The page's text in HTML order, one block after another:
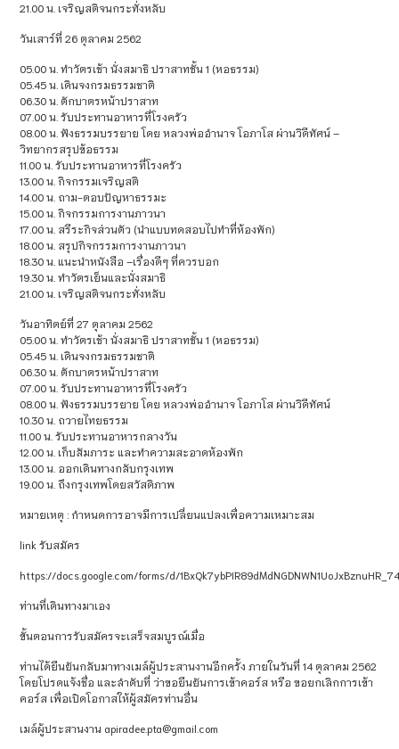
21.00 น. เจริญสติจนกระทั่งหลับ
วันเสาร์ที่ 26 ตุลาคม 2562
05.00 น. ทำวัตรเช้า นั่งสมาธิ ปราสาทชั้น 1 (หอธรรม)
05.45 น. เดินจงกรมธรรมชาติ
06.30 น. ตักบาตรหน้าปราสาท
07.00 น. รับประทานอาหารที่โรงครัว
08.00 น. ฟังธรรมบรรยาย โดย หลวงพ่ออำนาจ โอภาโส ผ่านวิดีทัศน์ –
วิทยากรสรุปข้อธรรม
11.00 น. รับประทานอาหารที่โรงครัว
13.00 น. กิจกรรมเจริญสติ
14.00 น. ถาม-ตอบปัญหาธรรมะ
15.00 น. กิจกรรมการงานภาวนา
17.00 น. สรีระกิจส่วนตัว (นำแบบทดสอบไปทำที่ห้องพัก)
18.00 น. สรุปกิจกรรมการงานภาวนา
18.30 น. แนะนำหนังสือ –เรื่องดีๆ ที่ควรบอก
19.30 น. ทำวัตรเย็นและนั่งสมาธิ
21.00 น. เจริญสติจนกระทั่งหลับ
วันอาทิตย์ที่ 27 ตุลาคม 2562
05.00 น. ทำวัตรเช้า นั่งสมาธิ ปราสาทชั้น 1 (หอธรรม)
05.45 น. เดินจงกรมธรรมชาติ
06.30 น. ตักบาตรหน้าปราสาท
07.00 น. รับประทานอาหารที่โรงครัว
08.00 น. ฟังธรรมบรรยาย โดย หลวงพ่ออำนาจ โอภาโส ผ่านวิดีทัศน์
10.30 น. ถวายไทยธรรม
11.00 น. รับประทานอาหารกลางวัน
12.00 น. เก็บสัมภาระ และทำความสะอาดห้องพัก
13.00 น. ออกเดินทางกลับกรุงเทพ
19.00 น. ถึงกรุงเทพโดยสวัสดิภาพ
หมายเหตุ : กำหนดการอาจมีการเปลี่ยนแปลงเพื่อความเหมาะสม
link รับสมัคร
https://docs.google.com/forms/d/
ท่านที่เดินทางมาเอง
ขั้นตอนการรับสมัครจะเสร็จสมบูรณ์เมื่อ
ท่านได้ยืนยันกลับมาทางเมล์ผู้ประสานงานอีกครั้ง ภายในวันที่ 14 ตุลาคม 2562
โดยโปรดแจ้งชื่อ และลำดับที่ ว่าขอยืนยันการเข้าคอร์ส หรือ ขอยกเลิกการเข้า
คอร์ส เพื่อเปิดโอกาสให้ผู้สมัครท่านอื่น
เมล์ผู้ประสานงาน apiradee.pta@gmail.com